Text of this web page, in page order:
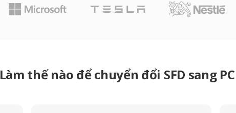
Làm thế nào để chuyển đổi SFD sang